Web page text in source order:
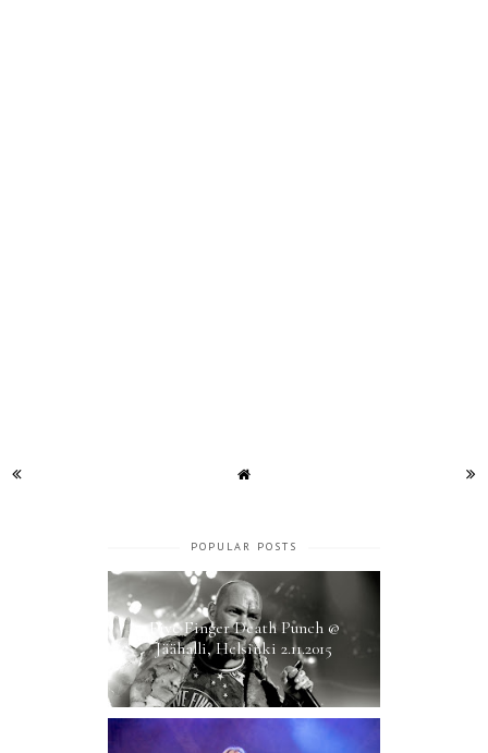
POPULAR POSTS
Five Finger Death Punch @
Jäähalli, Helsinki 2.11.2015